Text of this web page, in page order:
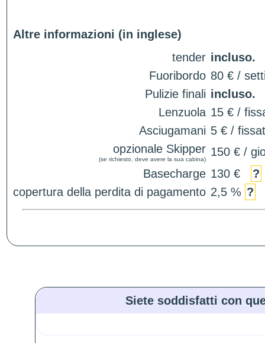
Altre informazioni (in inglese)
tender incluso.
Fuoribordo 80 € /
Pulizie finali incluso.
Lenzuola 15 € /
Asciugamani 5 € /
opzionale Skipper
(se richiesto, deve avere la sua cabina)
150 € /
Basecharge 130 €
?
copertura della perdita di pagamento 2,5 % ?
Siete soddisfatti con